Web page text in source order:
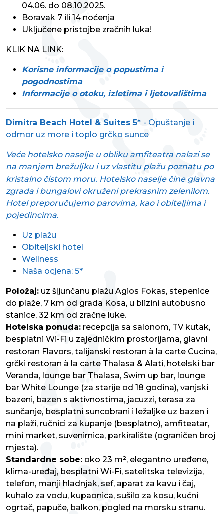
04.06. do 08.10.2025.
Boravak 7 ili 14 noćenja
Uključene pristojbe zračnih luka!
KLIK NA LINK:
Korisne informacije o popustima i
pogodnostima
Informacije o otoku, izletima i ljetovalištima
Dimitra Beach Hotel & Suites 5* - Opuštanje i
odmor uz more i toplo grčko sunce
Veće hotelsko naselje u obliku amfiteatra nalazi se
na manjem brežuljku i uz vlastitu plažu poznatu po
kristalno čistom moru. Hotelsko naselje čine glavna
zgrada i bungalovi okruženi prekrasnim zelenilom.
Hotel preporučujemo parovima, kao i obiteljima i
pojedincima.
Uz plažu
Obiteljski hotel
Wellness
Naša ocjena: 5*
Položaj: uz šljunčanu plažu Agios Fokas, stepenice
do plaže, 7 km od grada Kosa, u blizini autobusno
stanice, 32 km od zračne luke.
Hotelska ponuda: recepcija sa salonom, TV kutak,
besplatni Wi-Fi u zajedničkim prostorijama, glavni
restoran Flavors, talijanski restoran à la carte Cucina,
grčki restoran à la carte Thalasa & Alati, hotelski bar
Veranda, lounge bar Thalasa, Swim up bar, lounge
bar White Lounge (za starije od 18 godina), vanjski
bazeni, bazen s aktivnostima, jacuzzi, terasa za
sunčanje, besplatni suncobrani i ležaljke uz bazen i
na plaži, ručnici za kupanje (besplatno), amfiteatar,
mini market, suvenirnica, parkiralište (ograničen broj
mjesta).
Standardne sobe: oko 23 m², elegantno uređene,
klima-uređaj, besplatni Wi-Fi, satelitska televizija,
telefon, manji hladnjak, sef, aparat za kavu i čaj,
kuhalo za vodu, kupaonica, sušilo za kosu, kućni
ogrtač, papuče, balkon, pogled na morsku stranu.